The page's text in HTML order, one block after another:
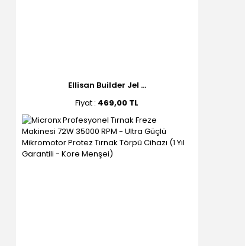
Ellisan Builder Jel ...
Fiyat : 469,00 TL